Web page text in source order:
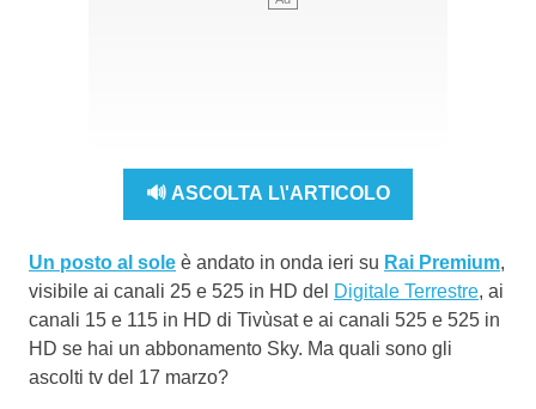
🔊 ASCOLTA L\'ARTICOLO
Un posto al sole è andato in onda ieri su Rai Premium,
visibile ai canali 25 e 525 in HD del Digitale Terrestre, ai
canali 15 e 115 in HD di Tivùsat e ai canali 525 e 525 in
HD se hai un abbonamento Sky. Ma quali sono gli
ascolti tv del 17 marzo?